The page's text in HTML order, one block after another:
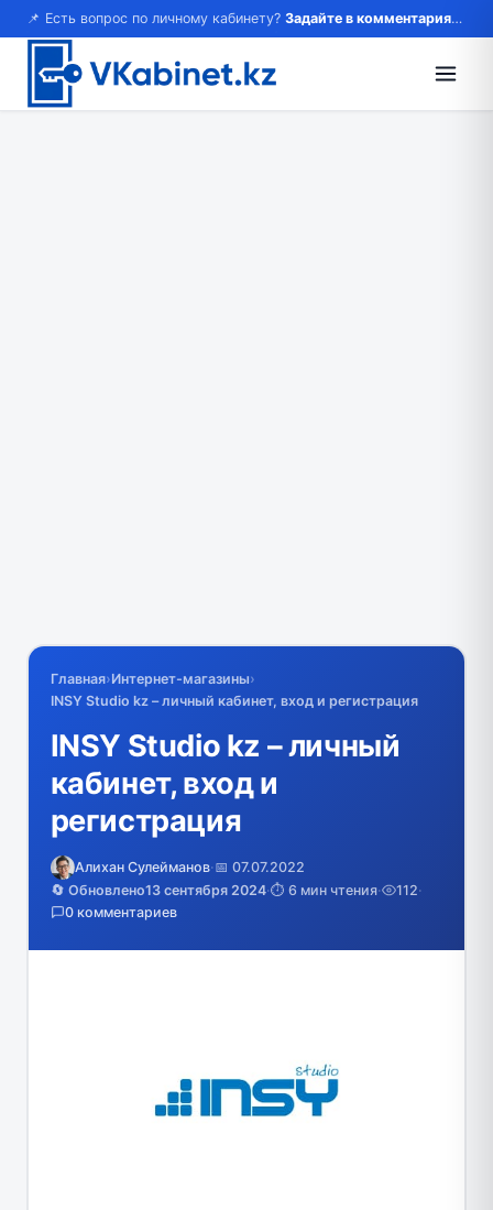
📌 Есть вопрос по личному кабинету? Задайте в комментариях — ответим!
Главная›Интернет-магазины›
INSY Studio kz – личный кабинет, вход и регистрация
INSY Studio kz – личный
кабинет, вход и
регистрация
Алихан Сулейманов·📅 07.07.2022
🔄 Обновлено13 сентября 2024·⏱️ 6 мин чтения· 112·
0 комментариев